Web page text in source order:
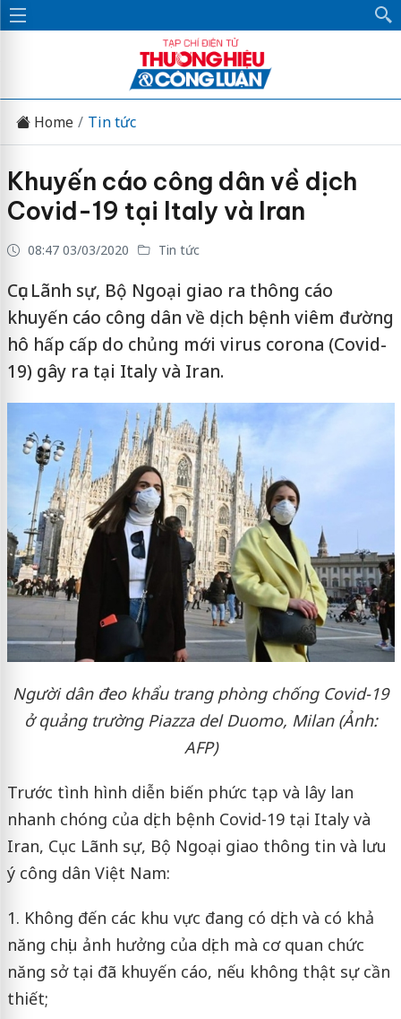
Home Tin tức
Khuyến cáo công dân về dịch
Covid-19 tại Italy và Iran
08:47 03/03/2020 Tin tức
Cục Lãnh sự, Bộ Ngoại giao ra thông cáo
khuyến cáo công dân về dịch bệnh viêm đường
hô hấp cấp do chủng mới virus corona (Covid-
19) gây ra tại Italy và Iran.
Người dân đeo khẩu trang phòng chống Covid-19
ở quảng trường Piazza del Duomo, Milan (Ảnh:
AFP)
Trước tình hình diễn biến phức tạp và lây lan
nhanh chóng của dịch bệnh Covid-19 tại Italy và
Iran, Cục Lãnh sự, Bộ Ngoại giao thông tin và lưu
ý công dân Việt Nam:
1. Không đến các khu vực đang có dịch và có khả
năng chịu ảnh hưởng của dịch mà cơ quan chức
năng sở tại đã khuyến cáo, nếu không thật sự cần
thiết;